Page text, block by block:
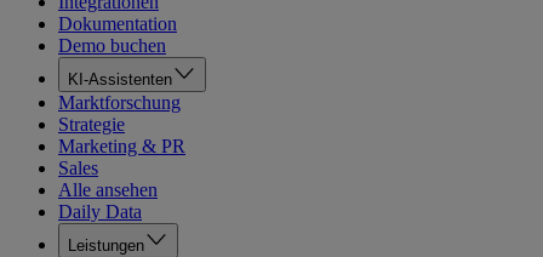
Dokumentation
Demo buchen
KI-Assistenten
Marktforschung
Strategie
Marketing & PR
Sales
Alle ansehen
Daily Data
Leistungen